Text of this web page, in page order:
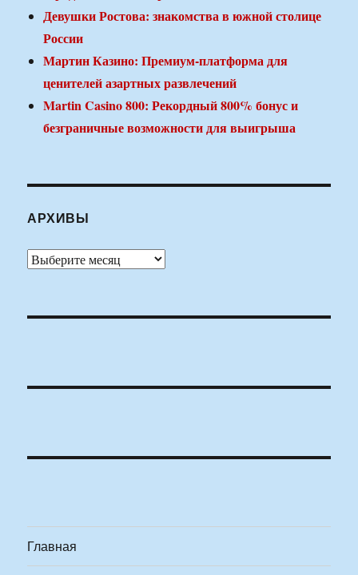
Девушки Ростова: знакомства в южной столице
России
Мартин Казино: Премиум-платформа для
ценителей азартных развлечений
Martin Casino 800: Рекордный 800% бонус и
безграничные возможности для выигрыша
АРХИВЫ
Архивы
Главная